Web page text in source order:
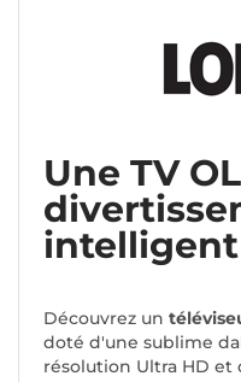
Une TV
intelligent
Découvrez un
doté d'une sublime
résolution Ultra HD